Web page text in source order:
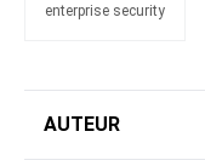
enterprise security
AUTEUR